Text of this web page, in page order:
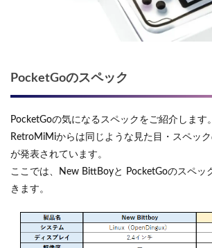
PocketGoのスペック
PocketGoの気になるスペックをご紹介します。
RetroMiMiからは同じような見た目・スペック
が発表されています。
ここでは、New BittBoyと PocketGoのスペッ
きます。